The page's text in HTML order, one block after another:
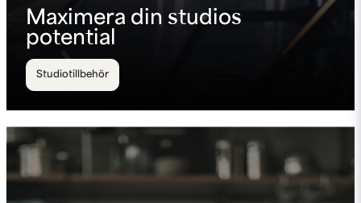
Maximera din studios
potential
Studiotillbehör